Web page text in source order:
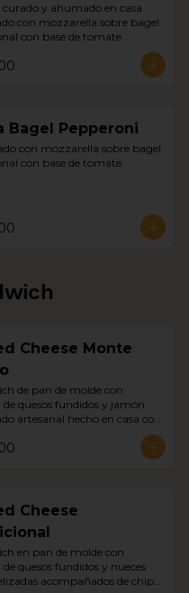
y ahumado en casa
con mozzarella sobre bagel
con base de tomate.
Bagel Pepperoni
con mozzarella sobre bagel
con base de tomate.
Cheese Monte
de pan de molde con
de quesos fundidos y jamón
artesanal hecho en casa con
caramelizadas acompañado
de papa y sopa del día
Cheese
en pan de molde con
quesos fundidos y nueces
acompañados de chips